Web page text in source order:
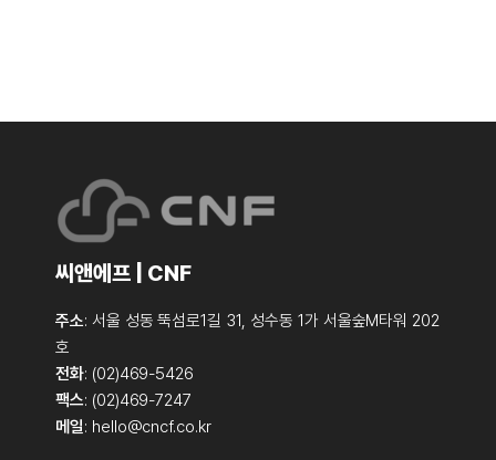
씨앤에프 | CNF
주소: 서울 성동 뚝섬로1길 31, 성수동 1가 서울숲M타워 202
호
전화: (02)469-5426
팩스: (02)469-7247
메일: hello@cncf.co.kr